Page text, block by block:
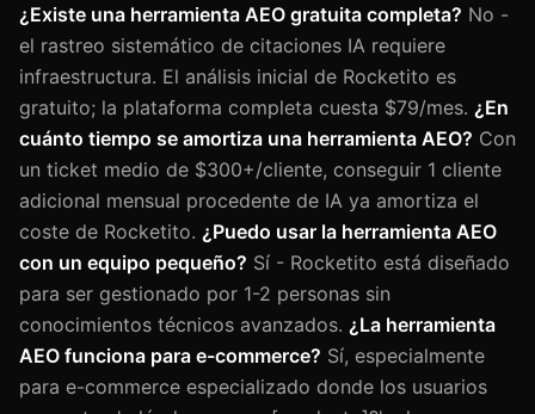
¿Existe una herramienta AEO gratuita completa? No -
el rastreo sistemático de citaciones IA requiere
infraestructura. El análisis inicial de Rocketito es
gratuito; la plataforma completa cuesta $79/mes. ¿En
cuánto tiempo se amortiza una herramienta AEO? Con
un ticket medio de $300+/cliente, conseguir 1 cliente
adicional mensual procedente de IA ya amortiza el
coste de Rocketito. ¿Puedo usar la herramienta AEO
con un equipo pequeño? Sí - Rocketito está diseñado
para ser gestionado por 1-2 personas sin
conocimientos técnicos avanzados. ¿La herramienta
AEO funciona para e-commerce? Sí, especialmente
para e-commerce especializado donde los usuarios